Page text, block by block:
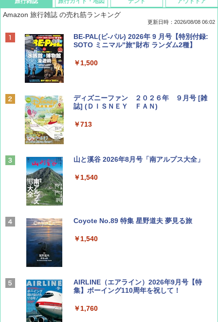
Amazon 旅行雑誌 の売れ筋ランキング
更新日時：2026/08/08 06:02
BE-PAL(ビ-パル) 2026年 9 月号【特別付録:
SOTO ミニマル"旅"財布 ランダム2種】
￥1,500
ディズニーファン ２０２６年 ９月号 [雑
誌] (ＤＩＳＮＥＹ ＦＡＮ)
￥713
山と溪谷 2026年8月号「南アルプス大全」
￥1,540
Coyote No.89 特集 星野道夫 夢見る旅
￥1,540
AIRLINE（エアライン）2026年9月号【特
集】ボーイング110周年を祝して！
￥1,760